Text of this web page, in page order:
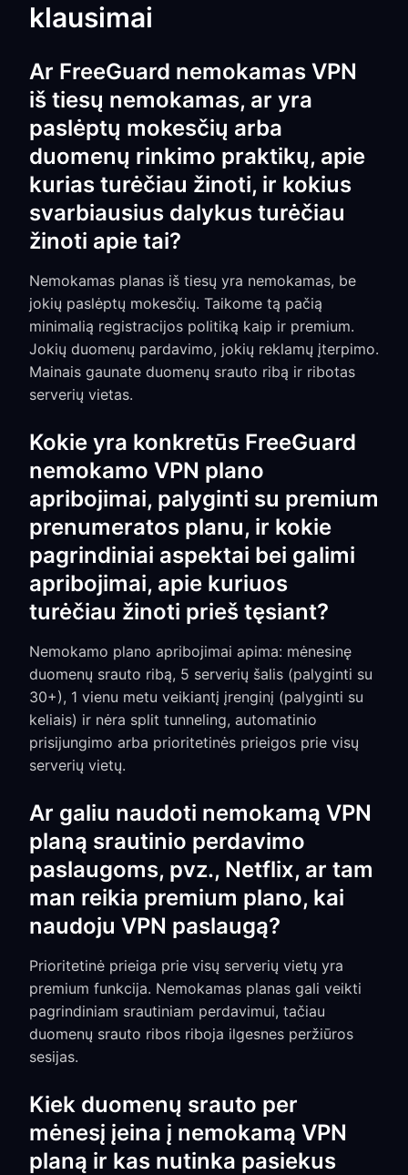
klausimai
Ar FreeGuard nemokamas VPN
iš tiesų nemokamas, ar yra
paslėptų mokesčių arba
duomenų rinkimo praktikų, apie
kurias turėčiau žinoti, ir kokius
svarbiausius dalykus turėčiau
žinoti apie tai?
Nemokamas planas iš tiesų yra nemokamas, be
jokių paslėptų mokesčių. Taikome tą pačią
minimalią registracijos politiką kaip ir premium.
Jokių duomenų pardavimo, jokių reklamų įterpimo.
Mainais gaunate duomenų srauto ribą ir ribotas
serverių vietas.
Kokie yra konkretūs FreeGuard
nemokamo VPN plano
apribojimai, palyginti su premium
prenumeratos planu, ir kokie
pagrindiniai aspektai bei galimi
apribojimai, apie kuriuos
turėčiau žinoti prieš tęsiant?
Nemokamo plano apribojimai apima: mėnesinę
duomenų srauto ribą, 5 serverių šalis (palyginti su
30+), 1 vienu metu veikiantį įrenginį (palyginti su
keliais) ir nėra split tunneling, automatinio
prisijungimo arba prioritetinės prieigos prie visų
serverių vietų.
Ar galiu naudoti nemokamą VPN
planą srautinio perdavimo
paslaugoms, pvz., Netflix, ar tam
man reikia premium plano, kai
naudoju VPN paslaugą?
Prioritetinė prieiga prie visų serverių vietų yra
premium funkcija. Nemokamas planas gali veikti
pagrindiniam srautiniam perdavimui, tačiau
duomenų srauto ribos riboja ilgesnes peržiūros
sesijas.
Kiek duomenų srauto per
mėnesį įeina į nemokamą VPN
planą ir kas nutinka pasiekus